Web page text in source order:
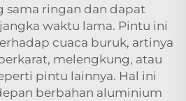
sama ringan dan dapat
waktu lama. Pintu ini
cuaca buruk, artinya
melengkung, atau
pintu lainnya. Hal ini
berbahan aluminium